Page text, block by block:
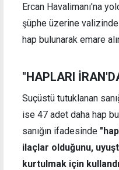
Ercan Havalimanı'na
şüphe üzerine
hap bulunarak emare
"HAPLARI
Suçüstü tutuklanan
ise 47 adet daha hap
sanığın ifadesinde
ilaçlar olduğunu,
kurtulmak için